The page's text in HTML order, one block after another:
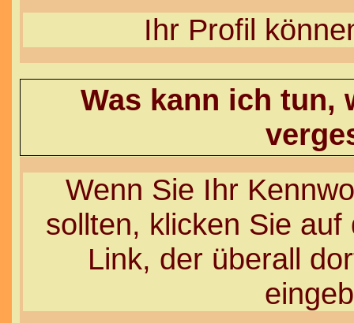
Ihr Profil
Was kann ich tun,
Wenn Sie Ihr
sollten, klicken Sie auf
Link, der überall